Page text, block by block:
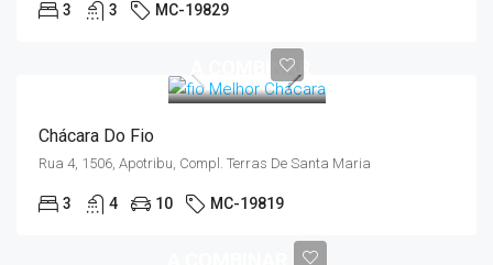
3 3 MC-19829
A COMBINAR
Chácara Do Fio
Rua 4, 1506, Apotribu, Compl. Terras De Santa Maria
3 4 10 MC-19819